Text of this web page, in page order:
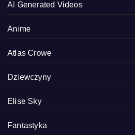
AI Generated Videos
Anime
Atlas Crowe
Dziewczyny
Elise Sky
Fantastyka